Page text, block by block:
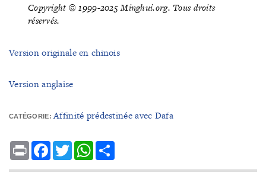
Copyright © 1999-2025 Minghui.org. Tous droits
réservés.
Version originale en chinois
Version anglaise
CATÉGORIE:Affinité prédestinée avec Dafa
Print Facebook
TwitterWhatsApp